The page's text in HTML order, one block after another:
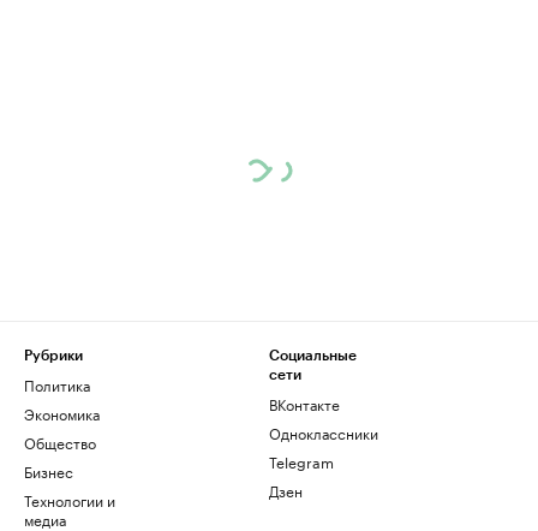
Рубрики
Политика
Экономика
Общество
Бизнес
Технологии и
медиа
Социальные
сети
ВКонтакте
Одноклассники
Telegram
Дзен